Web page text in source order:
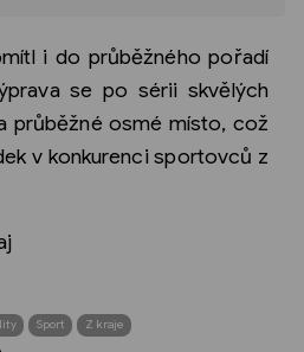
i do průběžného pořadí
se po sérii skvělých
průběžné osmé místo, což
v konkurenci sportovců z
Sport Z kraje